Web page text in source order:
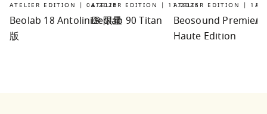
ATELIER EDITION | 04.2026
Beolab 18 Antolini® 限量
版
ATELIER EDITION | 11.2025
Beolab 90 Titan
ATELIER EDITION |
Beosound Premiere
Haute Edition